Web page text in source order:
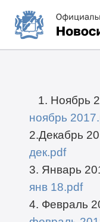
1. Ноябрь
ноябрь
2.Декабрь
дек.pdf
3. Январь
янв 18.pdf
4. Февраль